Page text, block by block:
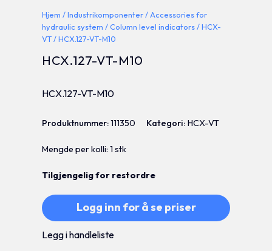
Hjem /Industrikomponenter/ Accessories for
hydraulic system /Column level indicators/HCX-
VT/ HCX.127-VT-M10
HCX.127-VT-M10
HCX.127-VT-M10
Produktnummer:111350 Kategori:HCX-VT
Mengde per kolli: 1 stk
Tilgjengelig for restordre
Logg inn for å se priser
Legg i handleliste